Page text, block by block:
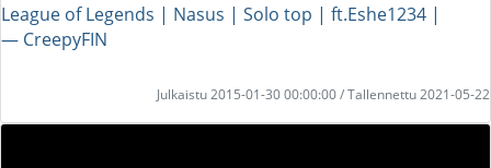
League of Legends | Nasus | Solo top | ft.Eshe1234 |
― CreepyFIN
Julkaistu 2015-01-30 00:00:00 / Tallennettu 2021-05-22